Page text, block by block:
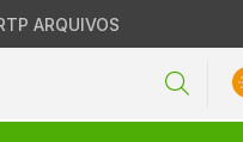
ARQUIVOS